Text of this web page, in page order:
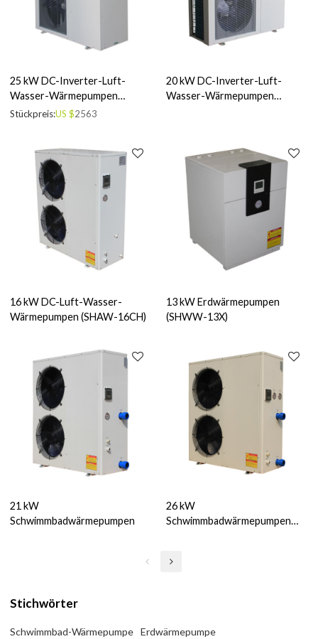
25 kW DC-Inverter-Luft-
Wasser-Wärmepumpen
(SHAW-25DM1)
Stückpreis:US $2563
20 kW DC-Inverter-Luft-
Wasser-Wärmepumpen
16 kW DC-Luft-Wasser-
Wärmepumpen (SHAW-16CH)
13 kW Erdwärmepumpen
(SHWW-13X)
21 kW
Schwimmbadwärmepumpen
26 kW
Schwimmbadwärmepumpen
Stichwörter
Schwimmbad-Wärmepumpe
Erdwärmepumpe